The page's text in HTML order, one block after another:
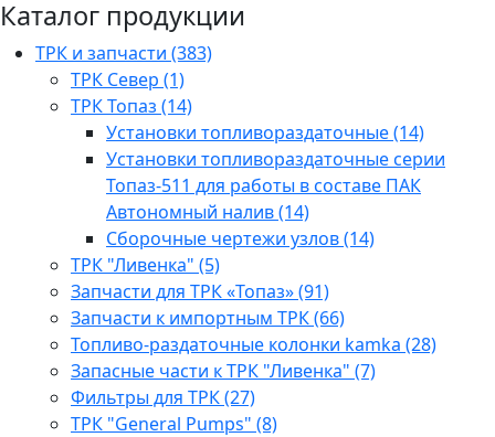
Каталог продукции
ТРК и запчасти (383)
ТРК Север (1)
ТРК Топаз (14)
Установки топливораздаточные (14)
Установки топливораздаточные серии
Топаз-511 для работы в составе ПАК
Автономный налив (14)
Сборочные чертежи узлов (14)
ТРК "Ливенка" (5)
Запчасти для ТРК «Топаз» (91)
Запчасти к импортным ТРК (66)
Топливо-раздаточные колонки kamka (28)
Запасные части к ТРК "Ливенка" (7)
Фильтры для ТРК (27)
ТРК "General Pumps" (8)